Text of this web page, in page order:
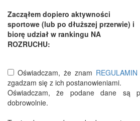
Zacząłem dopiero aktywności
sportowe (lub po dłuższej przerwie) i
biorę udział w rankingu NA
ROZRUCHU:
Oświadczam, że znam REGULAMIN
zgadzam się z ich postanowieniami.
Oświadczam, że podane dane są
dobrowolnie.